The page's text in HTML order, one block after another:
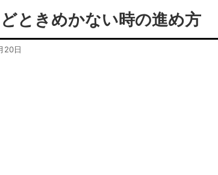
ときめかない時の進め方
20日